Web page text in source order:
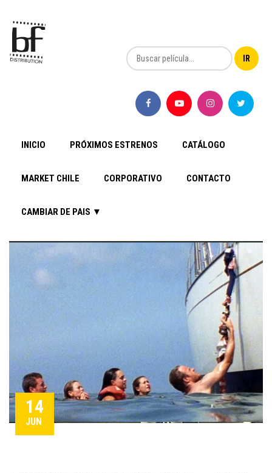
INICIO PRÓXIMOS ESTRENOS CATÁLOGO
MARKET CHILE CORPORATIVO CONTACTO
CAMBIAR DE PAIS ▼
14
JUN